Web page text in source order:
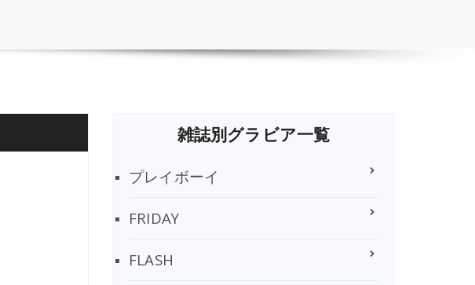
雑誌別グラビア一覧
プレイボーイ
FRIDAY
FLASH